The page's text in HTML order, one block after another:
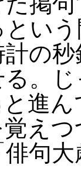
い
の
。
進
え
句